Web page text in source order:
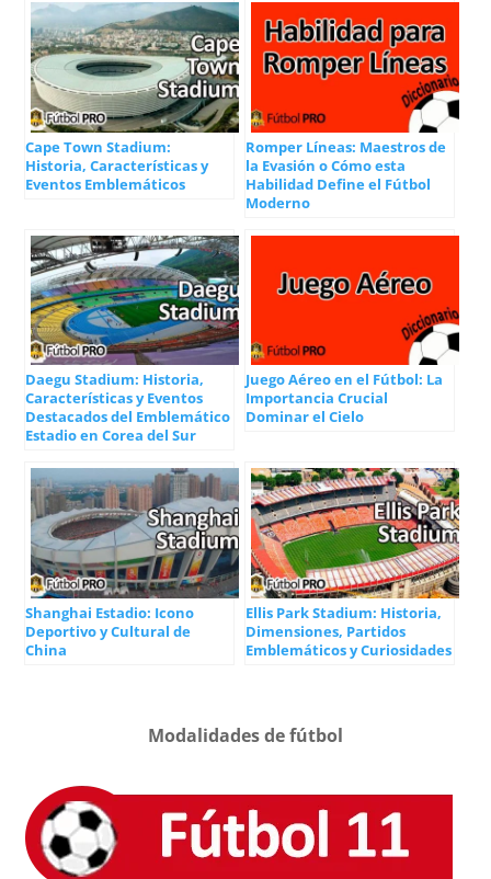
Cape Town Stadium:
Historia, Características y
Eventos Emblemáticos
Romper Líneas: Maestros de
la Evasión o Cómo esta
Habilidad Define el Fútbol
Moderno
Daegu Stadium: Historia,
Características y Eventos
Destacados del Emblemático
Estadio en Corea del Sur
Juego Aéreo en el Fútbol: La
Importancia Crucial
Dominar el Cielo
Shanghai Estadio: Icono
Deportivo y Cultural de
China
Ellis Park Stadium: Historia,
Dimensiones, Partidos
Emblemáticos y Curiosidades
Modalidades de fútbol